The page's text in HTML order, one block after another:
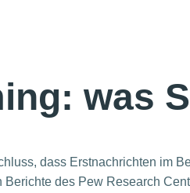
was
dass Erstnachrichten im
des Pew Research